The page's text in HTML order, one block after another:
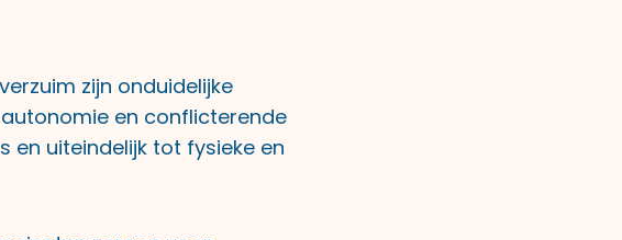
zijn onduidelijke
en conflicterende
en uiteindelijk tot fysieke en